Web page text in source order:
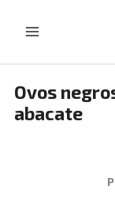
Ovos
abacate